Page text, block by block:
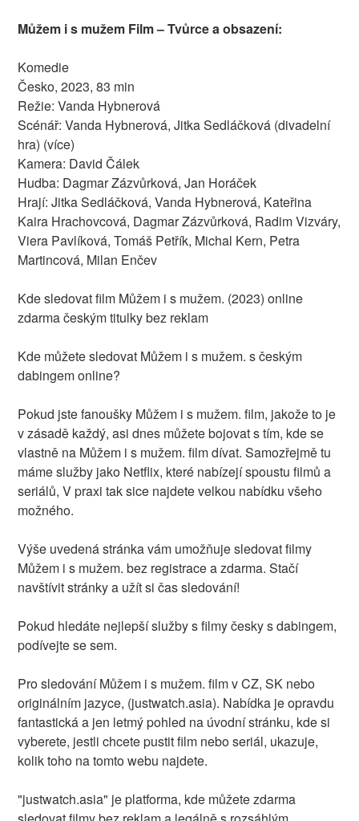
Můžem i s mužem Film – Tvůrce a obsazení:
Komedie
Česko, 2023, 83 min
Režie: Vanda Hybnerová
Scénář: Vanda Hybnerová, Jitka Sedláčková (divadelní
hra) (více)
Kamera: David Čálek
Hudba: Dagmar Zázvůrková, Jan Horáček
Hrají: Jitka Sedláčková, Vanda Hybnerová, Kateřina
Kaira Hrachovcová, Dagmar Zázvůrková, Radim Vizváry,
Viera Pavlíková, Tomáš Petřík, Michal Kern, Petra
Martincová, Milan Enčev
Kde sledovat film Můžem i s mužem. (2023) online
zdarma českým titulky bez reklam
Kde můžete sledovat Můžem i s mužem. s českým
dabingem online?
Pokud jste fanoušky Můžem i s mužem. film, jakože to je
v zásadě každý, asi dnes můžete bojovat s tím, kde se
vlastně na Můžem i s mužem. film dívat. Samozřejmě tu
máme služby jako Netflix, které nabízejí spoustu filmů a
seriálů, V praxi tak sice najdete velkou nabídku všeho
možného.
Výše uvedená stránka vám umožňuje sledovat filmy
Můžem i s mužem. bez registrace a zdarma. Stačí
navštívit stránky a užít si čas sledování!
Pokud hledáte nejlepší služby s filmy česky s dabingem,
podívejte se sem.
Pro sledování Můžem i s mužem. film v CZ, SK nebo
originálním jazyce, (justwatch.asia). Nabídka je opravdu
fantastická a jen letmý pohled na úvodní stránku, kde si
vyberete, jestli chcete pustit film nebo seriál, ukazuje,
kolik toho na tomto webu najdete.
"justwatch.asia" je platforma, kde můžete zdarma